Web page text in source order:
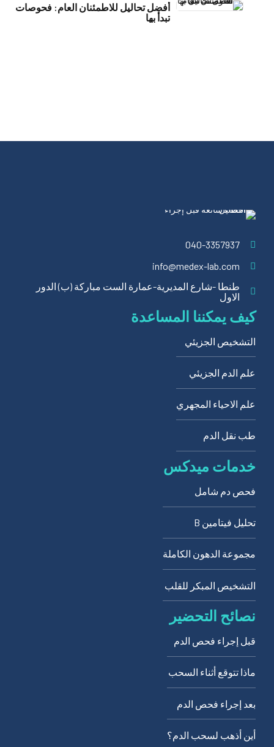
أفضل تحاليل للاطمئنان العام: فحوصات
تبدأ بها
040-3357937
info@medex-lab.com
طنطا -شارع المديرية-عمارة الست مباركة (ب) الدور
الاول
كيف يمكننا المساعدة
التشخيص الجزيئي
علم الدم الجزيئي
علم الاحياء المجهري
طب نقل الدم
خدمات ميدكس
فحص دم شامل
تحليل فيتامين B
مجموعة الدهون الكاملة
التشخيص المبكر للقلب
نصائح التحضير
قبل إجراء فحص الدم
ماذا تتوقع أثناء السحب
بعد إجراء فحص الدم
أين أذهب لسحب الدم؟